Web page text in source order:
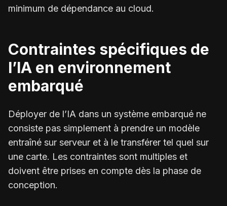
minimum de dépendance au cloud.
Contraintes spécifiques de
l’IA en environnement
embarqué
Déployer de l’IA dans un système embarqué ne
consiste pas simplement à prendre un modèle
entraîné sur serveur et à le transférer tel quel sur
une carte. Les contraintes sont multiples et
doivent être prises en compte dès la phase de
conception.